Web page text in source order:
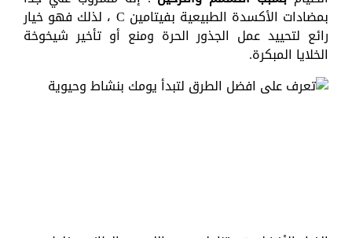
بمضادات الأكسدة الطبيعية بفيتامين C ، لذلك فهو خيار
رائع لتحييد عمل الجذور الحرة ومنع أو تأخير شيخوخة
الخلايا المبكرة.